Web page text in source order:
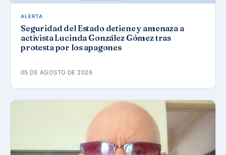
ALERTA
Seguridad del Estado detiene y amenaza a
activista Lucinda González Gómez tras
protesta por los apagones
05 DE AGOSTO DE 2026